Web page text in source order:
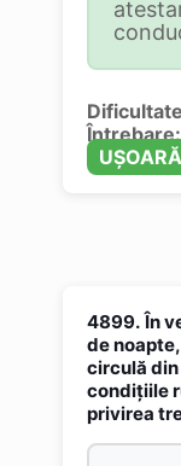
Dificultate
Întrebare:
UȘOARĂ
4899. În
de
circulă din
condițiile
privirea